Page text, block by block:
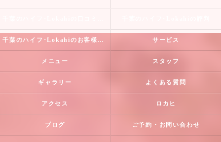
千葉のハイフ･Lokahiのお客様の声 サービス
メニュー スタッフ
ギャラリー よくある質問
アクセス ロカヒ
ブログ ご予約・お問い合わせ